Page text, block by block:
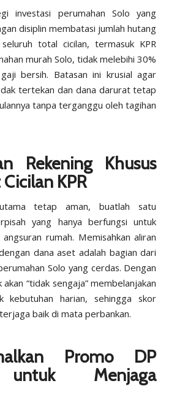
investasi perumahan Solo yang
disiplin membatasi jumlah hutang
seluruh total cicilan, termasuk KPR
murah Solo, tidak melebihi 30%
bersih. Batasan ini krusial agar
tertekan dan dana darurat tetap
tanpa terganggu oleh tagihan
Rekening Khusus
KPR
tetap aman, buatlah satu
yang hanya berfungsi untuk
rumah. Memisahkan aliran
dana aset adalah bagian dari
Solo yang cerdas. Dengan
“tidak sengaja” membelanjakan
kebutuhan harian, sehinggaskor
baik di mata perbankan.
Promo DP
Menjaga